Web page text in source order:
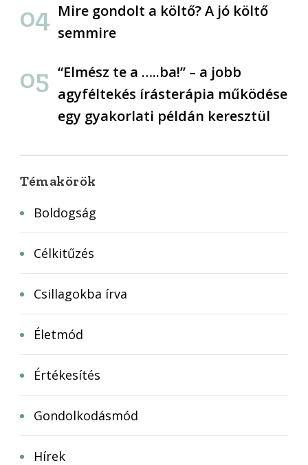
Mire gondolt a költő? A jó költő
semmire
“Elmész te a …..ba!” – a jobb
agyféltekés írásterápia működése
egy gyakorlati példán keresztül
Témakörök
Boldogság
Célkitűzés
Csillagokba írva
Életmód
Értékesítés
Gondolkodásmód
Hírek